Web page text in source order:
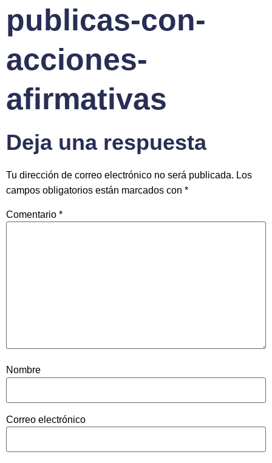
publicas-con-
acciones-
afirmativas
Deja una respuesta
Tu dirección de correo electrónico no será publicada. Los
campos obligatorios están marcados con *
Comentario *
Nombre
Correo electrónico